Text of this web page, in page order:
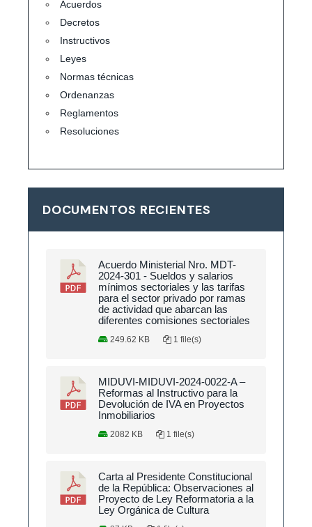
Acuerdos
Decretos
Instructivos
Leyes
Normas técnicas
Ordenanzas
Reglamentos
Resoluciones
DOCUMENTOS RECIENTES
Acuerdo Ministerial Nro. MDT-
2024-301 - Sueldos y salarios
mínimos sectoriales y las tarifas
para el sector privado por ramas
de actividad que abarcan las
diferentes comisiones sectoriales
249.62 KB 1 file(s)
MIDUVI-MIDUVI-2024-0022-A –
Reformas al Instructivo para la
Devolución de IVA en Proyectos
Inmobiliarios
2082 KB 1 file(s)
Carta al Presidente Constitucional
de la República: Observaciones al
Proyecto de Ley Reformatoria a la
Ley Orgánica de Cultura